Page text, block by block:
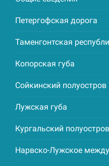
Петергофская дорога
Таменгонтская
Копорская губа
Сойкинский полуостров
Лужская губа
Кургальский
Нарвско-Лужское